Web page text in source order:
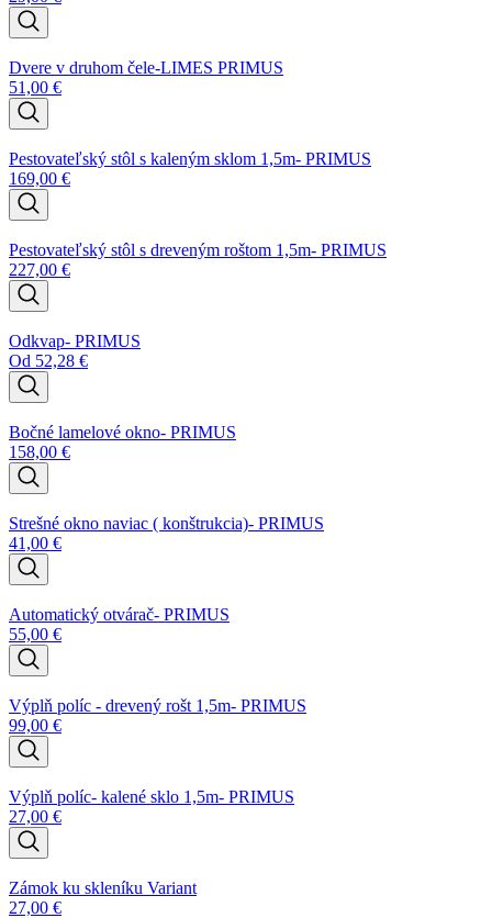
Dvere v druhom čele-LIMES PRIMUS
51,00 €
Pestovateľský stôl s kaleným sklom 1,5m- PRIMUS
169,00 €
Pestovateľský stôl s dreveným roštom 1,5m- PRIMUS
227,00 €
Odkvap- PRIMUS
Od 52,28 €
Bočné lamelové okno- PRIMUS
158,00 €
Strešné okno naviac ( konštrukcia)- PRIMUS
41,00 €
Automatický otvárač- PRIMUS
55,00 €
Výplň políc - drevený rošt 1,5m- PRIMUS
99,00 €
Výplň políc- kalené sklo 1,5m- PRIMUS
27,00 €
Zámok ku skleníku Variant
27,00 €